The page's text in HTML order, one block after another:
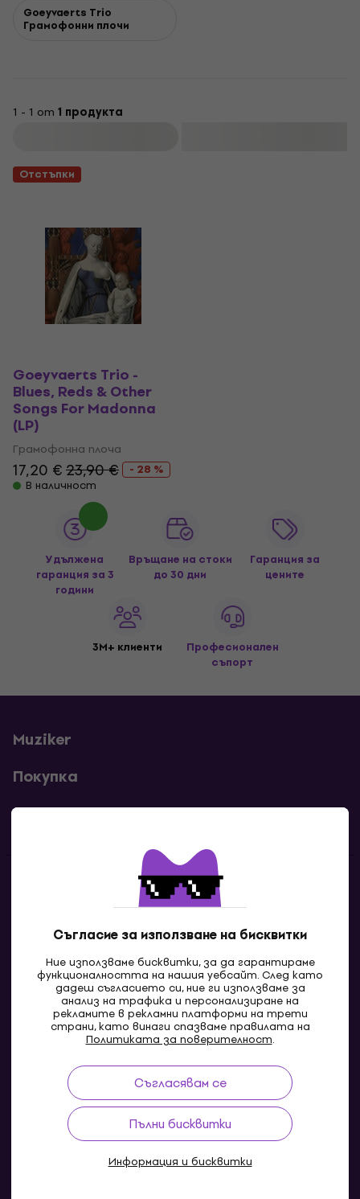
Съгласие за използване на бисквитки
Ние използваме бисквитки, за да гарантираме
функционалността на нашия уебсайт. След като
дадеш съгласието си, ние ги използваме за
анализ на трафика и персонализиране на
рекламите в рекламни платформи на трети
страни, като винаги спазваме правилата на
Политиката за поверителност.
Съгласявам се
Пълни бисквитки
Информация и бисквитки
Goeyvaerts Trio
Грамофонни плочи
1 - 1 от 1 продукта
Отстъпки
Goeyvaerts Trio -
Blues, Reds & Other
Songs For Madonna
(LP)
Грамофонна плоча
17,20 €23,90 €
- 28 %
В наличност
Удължена
гаранция за 3
години
Връщане на стоки
до 30 дни
Гаранция за
цените
3M+ клиенти
Професионален
съпорт
Muziker
Покупка
Полезни линкове
Контакти
MK